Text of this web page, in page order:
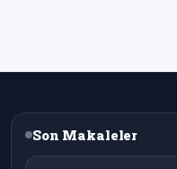
Son Makaleler